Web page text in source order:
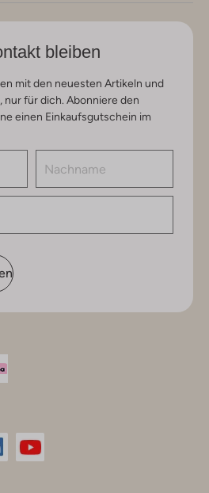
bleiben
mit den neuesten Artikeln und
nur für dich. Abonniere den
einen Einkaufsgutschein im